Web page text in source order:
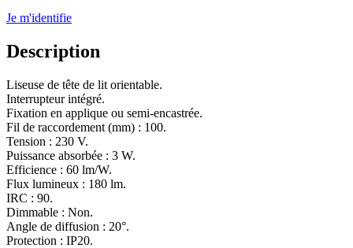
Je m'identifie
Description
Liseuse de tête de lit orientable.
Interrupteur intégré.
Fixation en applique ou semi-encastrée.
Fil de raccordement (mm) : 100.
Tension : 230 V.
Puissance absorbée : 3 W.
Efficience : 60 lm/W.
Flux lumineux : 180 lm.
IRC : 90.
Dimmable : Non.
Angle de diffusion : 20°.
Protection : IP20.